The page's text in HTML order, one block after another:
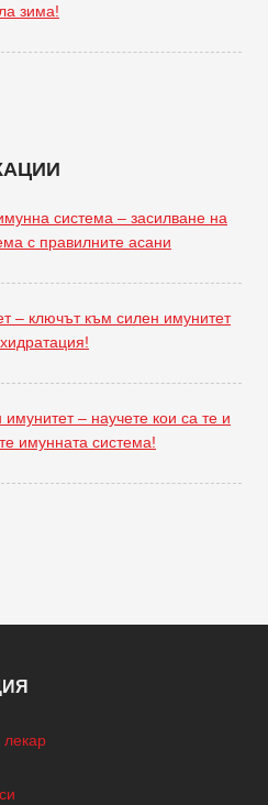
зима!
система – засилване на
с правилните асани
– ключът към силен имунитет
– научете кои са те и
имунната система!
лекар